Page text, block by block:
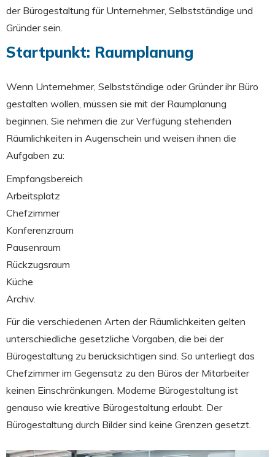
der Bürogestaltung für Unternehmer, Selbstständige und
Gründer sein.
Startpunkt: Raumplanung
Wenn Unternehmer, Selbstständige oder Gründer ihr Büro
gestalten wollen, müssen sie mit der Raumplanung
beginnen. Sie nehmen die zur Verfügung stehenden
Räumlichkeiten in Augenschein und weisen ihnen die
Aufgaben zu:
Empfangsbereich
Arbeitsplatz
Chefzimmer
Konferenzraum
Pausenraum
Rückzugsraum
Küche
Archiv.
Für die verschiedenen Arten der Räumlichkeiten gelten
unterschiedliche gesetzliche Vorgaben, die bei der
Bürogestaltung zu berücksichtigen sind. So unterliegt das
Chefzimmer im Gegensatz zu den Büros der Mitarbeiter
keinen Einschränkungen. Moderne Bürogestaltung ist
genauso wie kreative Bürogestaltung erlaubt. Der
Bürogestaltung durch Bilder sind keine Grenzen gesetzt.